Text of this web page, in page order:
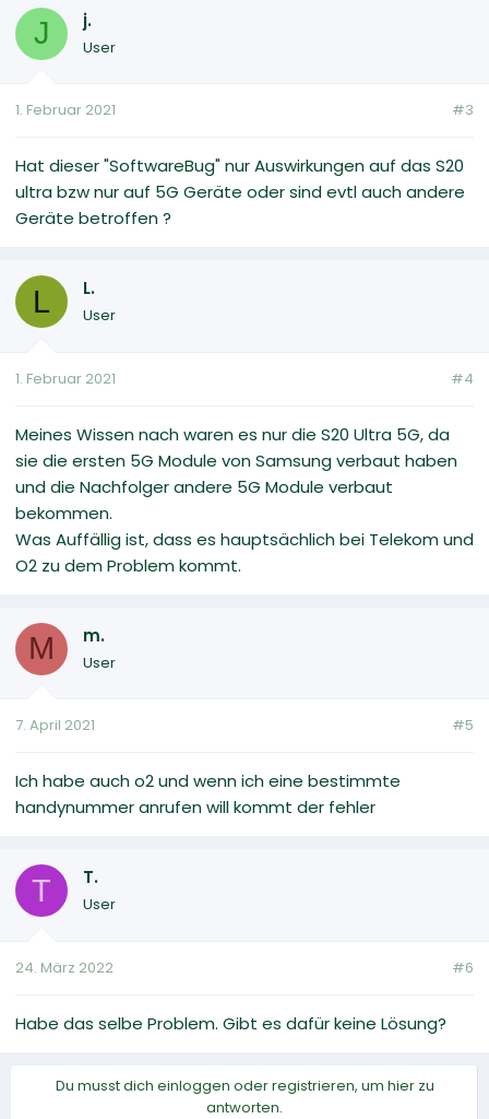
J j.
User
1. Februar 2021 #3
Hat dieser "SoftwareBug" nur Auswirkungen auf das S20
ultra bzw nur auf 5G Geräte oder sind evtl auch andere
Geräte betroffen ?
L L.
User
1. Februar 2021 #4
Meines Wissen nach waren es nur die S20 Ultra 5G, da
sie die ersten 5G Module von Samsung verbaut haben
und die Nachfolger andere 5G Module verbaut
bekommen.
Was Auffällig ist, dass es hauptsächlich bei Telekom und
O2 zu dem Problem kommt.
M m.
User
7. April 2021 #5
Ich habe auch o2 und wenn ich eine bestimmte
handynummer anrufen will kommt der fehler
T T.
User
24. März 2022 #6
Habe das selbe Problem. Gibt es dafür keine Lösung?
Du musst dich einloggen oder registrieren, um hier zu
antworten.